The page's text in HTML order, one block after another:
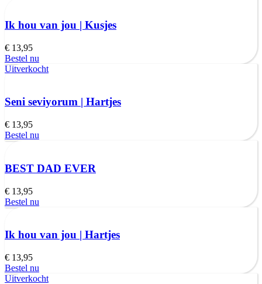
Ik hou van jou | Kusjes
€ 13,95
Bestel nu
Uitverkocht
Seni seviyorum | Hartjes
€ 13,95
Bestel nu
BEST DAD EVER
€ 13,95
Bestel nu
Ik hou van jou | Hartjes
€ 13,95
Bestel nu
Uitverkocht